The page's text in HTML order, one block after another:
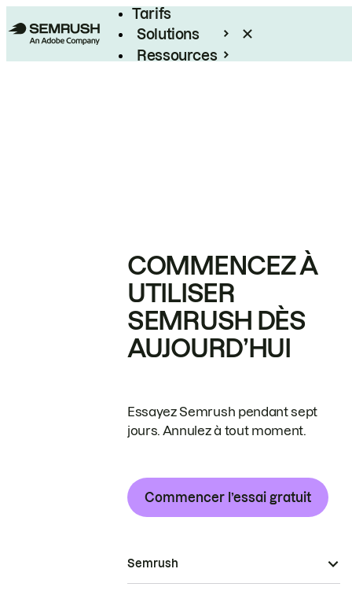
Tarifs
Solutions
Ressources
COMMENCEZ À
UTILISER
SEMRUSH DÈS
AUJOURD’HUI
Essayez Semrush pendant sept
jours. Annulez à tout moment.
Commencer l’essai gratuit
Semrush